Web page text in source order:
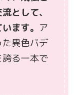
として、
ます。 ア
異色バデ
る一本で